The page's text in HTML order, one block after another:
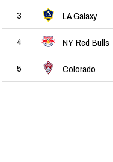
3 LA Galaxy
4 NY Red Bulls
5 Colorado